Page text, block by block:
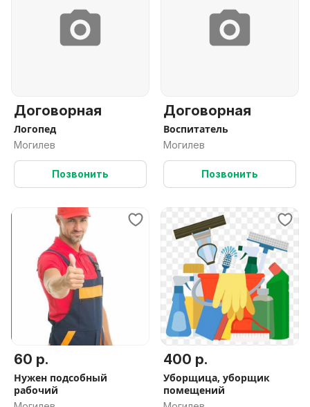
Договорная
Логопед
Могилев
Позвонить
Договорная
Воспитатель
Могилев
Позвонить
60 р.
Нужен подсобный
рабочий
400 р.
Уборщица, уборщик
помещений